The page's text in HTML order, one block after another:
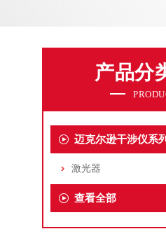
产品分
迈克尔逊干涉仪系列
激光器
查看全部